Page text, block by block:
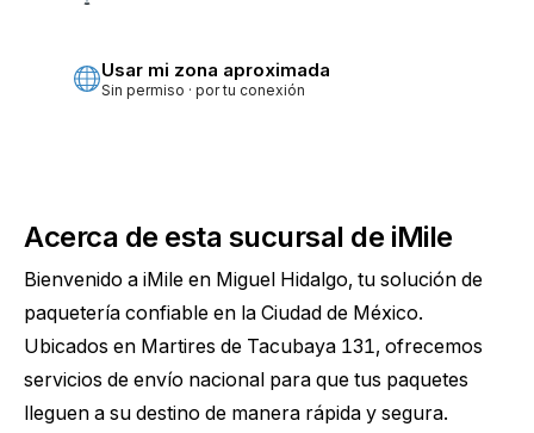
Usar mi zona aproximada
Sin permiso · por tu conexión
Acerca de esta sucursal de iMile
Bienvenido a iMile en Miguel Hidalgo, tu solución de
paquetería confiable en la Ciudad de México.
Ubicados en Martires de Tacubaya 131, ofrecemos
servicios de envío nacional para que tus paquetes
lleguen a su destino de manera rápida y segura.